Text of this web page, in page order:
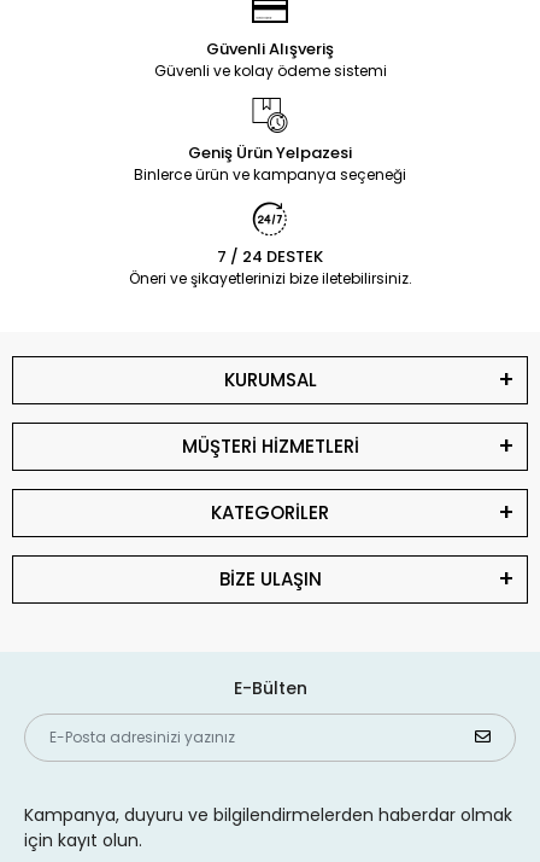
Güvenli Alışveriş
Güvenli ve kolay ödeme sistemi
Geniş Ürün Yelpazesi
Binlerce ürün ve kampanya seçeneği
7 / 24 DESTEK
Öneri ve şikayetlerinizi bize iletebilirsiniz.
KURUMSAL
MÜŞTERİ HİZMETLERİ
KATEGORİLER
BİZE ULAŞIN
E-Bülten
Kampanya, duyuru ve bilgilendirmelerden haberdar olmak
için kayıt olun.